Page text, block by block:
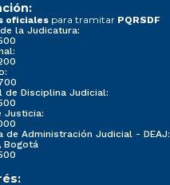
oficiales para tramitar PQRSDF
la Judicatura:
de Disciplina Judicial:
Justicia:
de Administración Judicial - DEAJ:
Bogotá